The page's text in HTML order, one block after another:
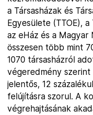
a Társasházak és
Egyesülete (TTOE),
az eHáz és a
összesen több mint
1070 társasházról
végeredmény szerint
jelentős, 12
felújításra szorul. A
végrehajtásának